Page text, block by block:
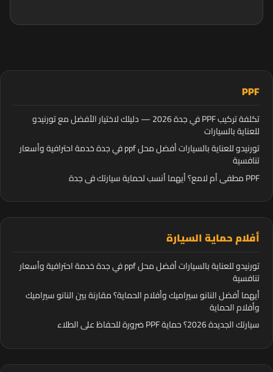
PPF
تكلفة تركيب PPF في جدة 2026 — دليلك لاختيار الأفضل مع تورنيدو
للعناية بالسيارات
تورنيدو للعناية بالسيارات أفضل محل ppf في جدة خدمة احترافية وأسعار
تنافسية
PPF مطفي أم لامع؟ أيهما أنسب لحماية سيارتك في جدة
أفلام حماية السيارة
تورنيدو للعناية بالسيارات أفضل محل ppf في جدة خدمة احترافية وأسعار
تنافسية
أيهما أفضل النانو سيراميك وأفلام الحماية؟ مقارنة بين النانو سيراميك
وأفلام الحماية
سيارتك الجديدة 2026؟ حماية PPF ضرورة للحفاظ على الطلاء